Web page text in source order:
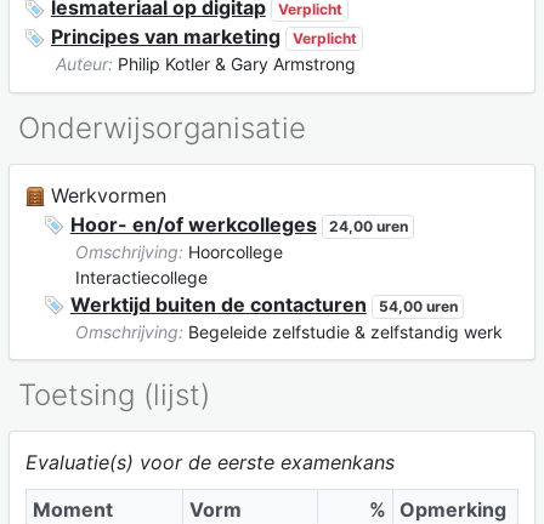
lesmateriaal op digitap Verplicht
Principes van marketing Verplicht
Auteur: Philip Kotler & Gary Armstrong
Onderwijsorganisatie
Werkvormen
Hoor- en/of werkcolleges
24,00 uren
Omschrijving: Hoorcollege
Interactiecollege
Werktijd buiten de contacturen 54,00 uren
Omschrijving: Begeleide zelfstudie & zelfstandig werk
Toetsing (lijst)
Evaluatie(s) voor de eerste examenkans
Moment
Vorm % Opmerking